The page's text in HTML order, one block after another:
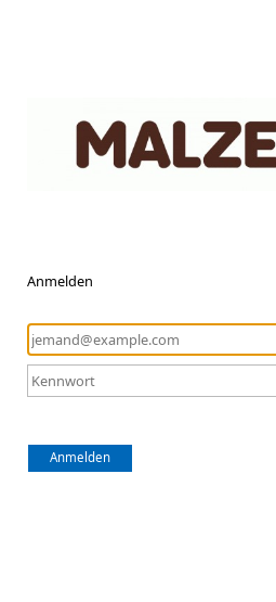
Anmelden
Anmelden